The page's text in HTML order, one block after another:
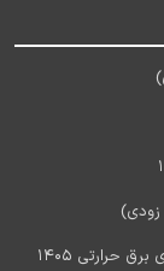
آخرین اخبار استخدام شرکت مادر تخصصی تولید نیروی برق حرارتی 1405